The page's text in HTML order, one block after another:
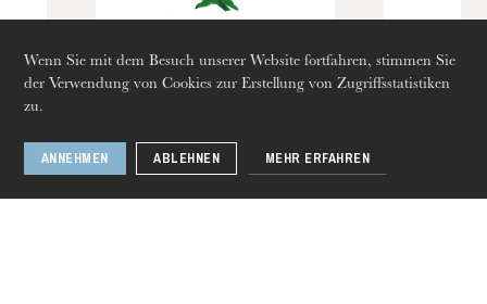
Wenn Sie mit dem Besuch unserer Website fortfahren, stimmen Sie
der Verwendung von Cookies zur Erstellung von Zugriffsstatistiken
zu.
ANNEHMEN ABLEHNEN MEHR ERFAHREN
weiten Welt • Rawi